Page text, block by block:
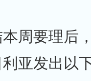
周要理后
亚发出以